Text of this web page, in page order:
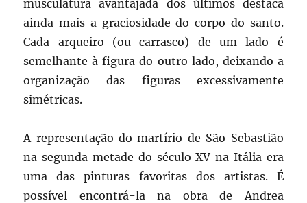
musculatura avantajada dos últimos destaca
ainda mais a graciosidade do corpo do santo.
Cada arqueiro (ou carrasco) de um lado é
semelhante à figura do outro lado, deixando a
organização das figuras excessivamente
simétricas.
A representação do martírio de São Sebastião
na segunda metade do século XV na Itália era
uma das pinturas favoritas dos artistas. É
possível encontrá-la na obra de Andrea